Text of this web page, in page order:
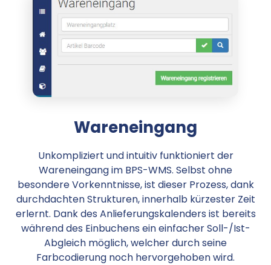
Wareneingang
Unkompliziert und intuitiv funktioniert der
Wareneingang im BPS-WMS. Selbst ohne
besondere Vorkenntnisse, ist dieser Prozess, dank
durchdachten Strukturen, innerhalb kürzester Zeit
erlernt. Dank des Anlieferungskalenders ist bereits
während des Einbuchens ein einfacher Soll-/Ist-
Abgleich möglich, welcher durch seine
Farbcodierung noch hervorgehoben wird.